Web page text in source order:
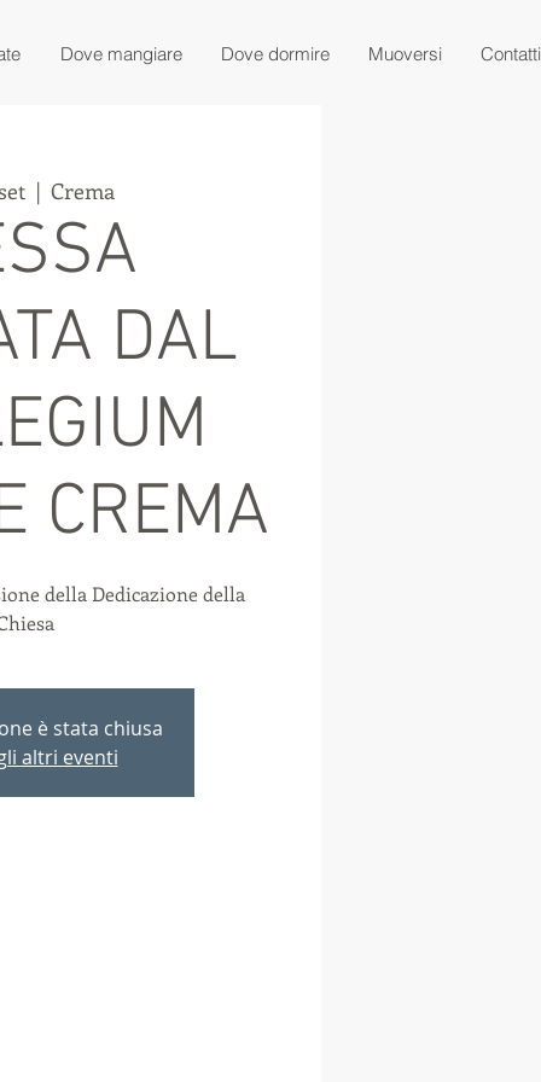
Dove mangiare Dove dormire Muoversi Contatti
  |
Crema
DAL
CREMA
della Dedicazione della
è stata chiusa
altri eventi